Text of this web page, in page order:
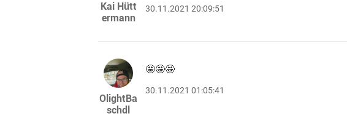
Kai Hütt
ermann
30.11.2021 20:09:51
OlightBa
schdl
🤩🤩🤩
30.11.2021 01:05:41